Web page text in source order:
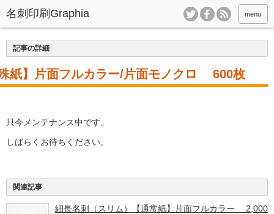
menu
記事の詳細
紙】片面フルカラー/片面モノクロ 600枚
只今メンテナンス中です。
しばらくお待ちください。
関連記事
細長名刺（スリム）【通常紙】片面フルカラー 2,000